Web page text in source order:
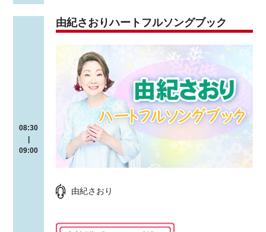
08:30
|
09:00
由紀さおりハートフルソングブック
由紀さおり